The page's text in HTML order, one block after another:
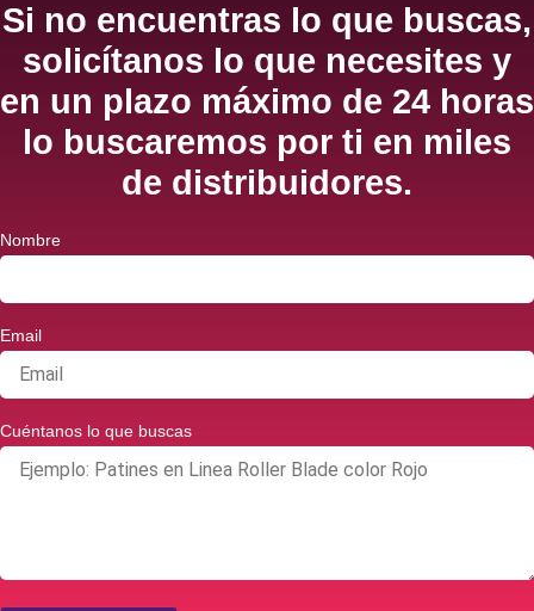
Si no encuentras lo que buscas,
solicítanos lo que necesites y
en un plazo máximo de 24 horas
lo buscaremos por ti en miles
de distribuidores.
Nombre
Email
Cuéntanos lo que buscas